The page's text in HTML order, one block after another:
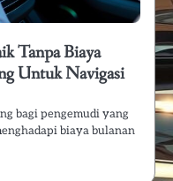
Tanpa Biaya
Untuk Navigasi
bagi pengemudi yang
biaya bulanan